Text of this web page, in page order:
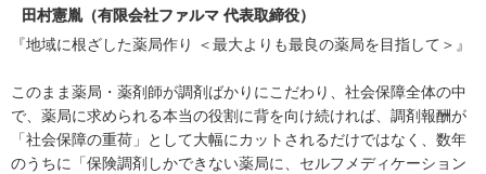
田村憲胤（有限会社ファルマ 代表取締役）
『地域に根ざした薬局作り ＜最大よりも最良の薬局を目指して＞』
このまま薬局・薬剤師が調剤ばかりにこだわり、社会保障全体の中
で、薬局に求められる本当の役割に背を向け続ければ、調剤報酬が
「社会保障の重荷」として大幅にカットされるだけではなく、数年
のうちに「保険調剤しかできない薬局に、セルフメディケーション